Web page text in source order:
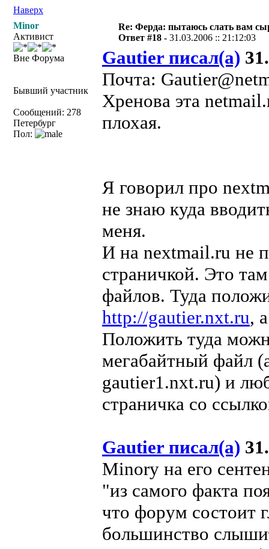
Наверх
Minor
Активист
Вне Форума
Бывший участник
Сообщений: 278
Петербург
Пол:
Re: Ферда: пытаюсь слать вам
Ответ #18 -31.03.2006 :: 21:12:03
Gautier писал(а)
Почта:
Хренова эта
плохая.
Я говорил про
не знаю куда
меня.
И на nextmail.ru не
страничкой. Это
файлов. Туда
http://gautier.nxt.ru,
Положить туда
мегабайтный файл
gautier1.nxt.ru) и
страничка со
Gautier писал(а)
Minorу на его
"из самого факта
что форум состоит
большинство